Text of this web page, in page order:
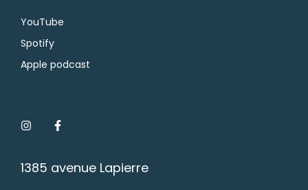
YouTube
Spotify
Apple podcast
1385 avenue Lapierre